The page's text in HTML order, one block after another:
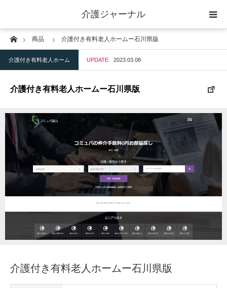
介護ジャーナル
Home商品 介護付き有料老人ホームー石川県版
介護付き有料老人ホーム UPDATE 2023.03.08
介護付き有料老人ホームー石川県版
介護付き有料老人ホームー石川県版
ケアプラン作成
訪問
短期入所
訪問＋通い＋宿泊
施設
地域密着型小規模施設
住宅改修